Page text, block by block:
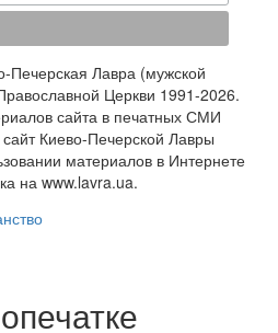
Печерская Лавра (мужской
Церкви 1991-2026.
сайта в печатных СМИ
Киево-Печерской Лавры
материалов в Интернете
на www.lavra.ua.